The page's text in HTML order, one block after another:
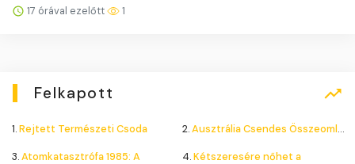
17 órával ezelőtt 1
Felkapott
1.Rejtett Természeti Csoda 2.Ausztrália Csendes Összeomlása
3.Atomkatasztrófa 1985: A 4.Kétszeresére nőhet a